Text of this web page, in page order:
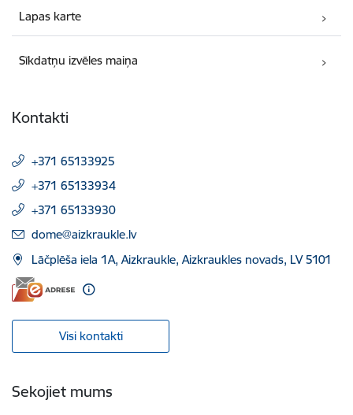
Lapas karte
Sīkdatņu izvēles maiņa
Kontakti
+371 65133925
+371 65133934
+371 65133930
E-pasts:
dome@aizkraukle.lv
Lāčplēša iela 1A, Aizkraukle, Aizkraukles novads, LV 5101
Visi kontakti
Sekojiet mums